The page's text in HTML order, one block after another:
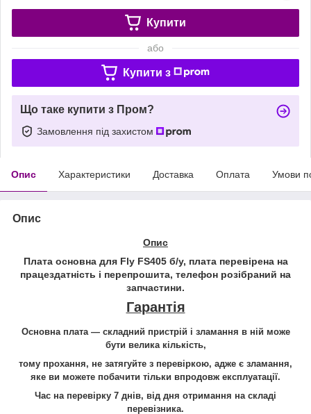
Купити
або
Купити з
Що таке купити з Пром?
Замовлення під захистом
Опис Характеристики Доставка Оплата Умови
Опис
Опис
Плата основна дляFly FS405 б/у, плата перевірена на
працездатність і перепрошита, телефон розібраний на
запчастини.
Гарантія
Основна плата — складний пристрій і зламання в ній може
бути велика кількість,
тому прохання, не затягуйте з перевіркою, адже є зламання,
яке ви можете побачити тільки впродовж експлуатації.
Час на перевірку 7 днів, від дня отримання на складі
перевізника.